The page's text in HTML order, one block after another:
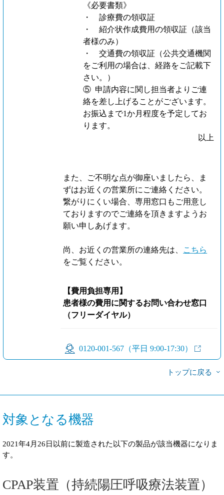
《必要書類》
・ 診療費の領収証
・ 紹介状作成費用の領収証（該当
者様のみ）
・ 交通費の領収証（公共交通機関
をご利用の場合は、経路をご記載下
さい。）
⑤ 申請内容に関し担当者よりご連
絡を差し上げることがございます。
お振込まで1か月程度を予定してお
ります。
以上
また、ご不明な点が御座いましたら、ま
ずはお近くの営業所にご連絡ください。
繋がりにくい場合、専用窓口もご用意し
ておりますのでご連絡を頂きますようお
願い申しあげます。
尚、お近くの営業所の連絡先は、
こちら
をご覧ください。
【費用負担専用】
患者様の費用に関するお問い合わせ窓口
（フリーダイヤル）
0120-001-567（平日 9:00-17:30）
トップに戻る
対象となる機器
2021年4月26日以前に製造された以下の製品が該当機器になりま
す。
CPAP装置（持続陽圧呼吸療法装置）